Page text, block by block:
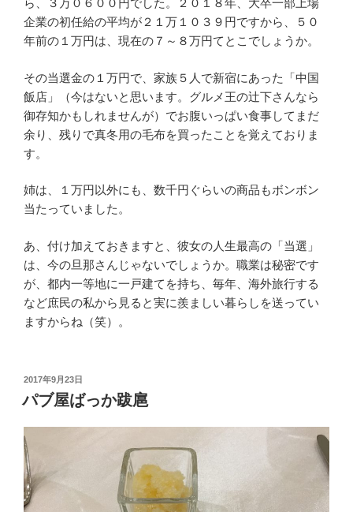
ら、３万０６００円でした。２０１８年、大卒一部上場
企業の初任給の平均が２１万１０３９円ですから、５０
年前の１万円は、現在の７～８万円てとこでしょうか。
その当選金の１万円で、家族５人で新宿にあった「中国
飯店」（今はないと思います。グルメ王の辻下さんなら
御存知かもしれませんが）でお腹いっぱい食事してまだ
余り、残りで真冬用の毛布を買ったことを覚えておりま
す。
姉は、１万円以外にも、数千円ぐらいの商品もボンボン
当たっていました。
あ、付け加えておきますと、彼女の人生最高の「当選」
は、今の旦那さんじゃないでしょうか。職業は秘密です
が、都内一等地に一戸建てを持ち、毎年、海外旅行する
など庶民の私から見ると実に羨ましい暮らしを送ってい
ますからね（笑）。
投
日:
2017年9月23日
パブ屋ばっか跋扈